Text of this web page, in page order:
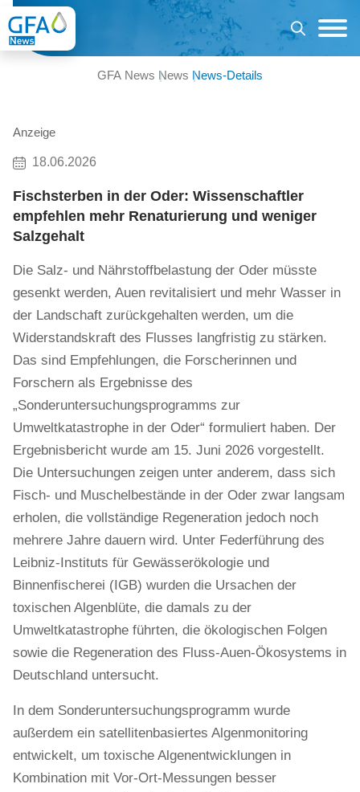
GFA News News News-Details
Anzeige
18.06.2026
Fischsterben in der Oder: Wissenschaftler
empfehlen mehr Renaturierung und weniger
Salzgehalt
Die Salz- und Nährstoffbelastung der Oder müsste
gesenkt werden, Auen revitalisiert und mehr Wasser in
der Landschaft zurückgehalten werden, um die
Widerstandskraft des Flusses langfristig zu stärken.
Das sind Empfehlungen, die Forscherinnen und
Forschern als Ergebnisse des
„Sonderuntersuchungsprogramms zur
Umweltkatastrophe in der Oder“ formuliert haben. Der
Ergebnisbericht wurde am 15. Juni 2026 vorgestellt.
Die Untersuchungen zeigen unter anderem, dass sich
Fisch- und Muschelbestände in der Oder zwar langsam
erholen, die vollständige Regeneration jedoch noch
mehrere Jahre dauern wird. Unter Federführung des
Leibniz-Instituts für Gewässerökologie und
Binnenfischerei (IGB) wurden die Ursachen der
toxischen Algenblüte, die damals zu der
Umweltkatastrophe führten, die ökologischen Folgen
sowie die Regeneration des Fluss-Auen-Ökosystems in
Deutschland untersucht.
In dem Sonderuntersuchungsprogramm wurde
außerdem ein satellitenbasiertes Algenmonitoring
entwickelt, um toxische Algenentwicklungen in
Kombination mit Vor-Ort-Messungen besser